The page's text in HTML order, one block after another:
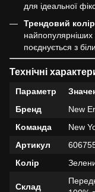
для ідеальної
Трендовий
найпопулярніших
поєднується з
Технічні
Параметр
Бренд
New
Команда
New
Артикул
Колір
Склад